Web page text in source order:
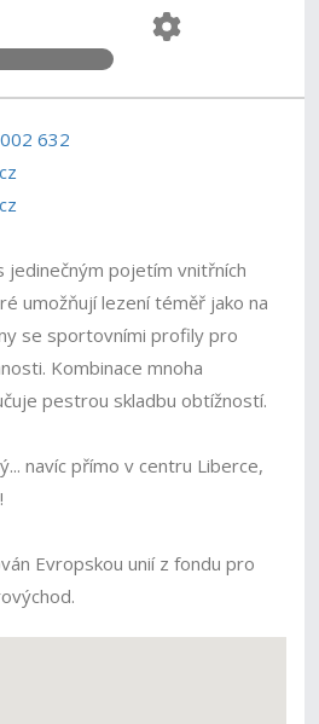
632
jedinečným pojetím vnitřních
umožňují lezení téměř jako na
se sportovními profily pro
Kombinace mnoha
pestrou skladbu obtížností.
navíc přímo v centru Liberce,
Evropskou unií z fondu pro